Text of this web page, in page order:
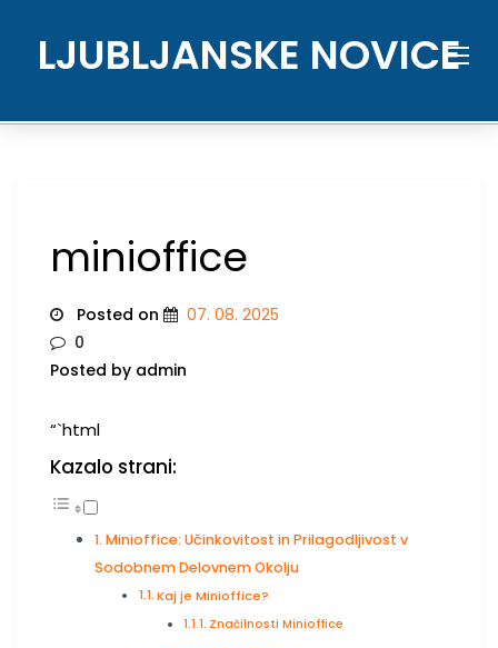
contentLJUBLJANSKE NOVICE
minioffice
Posted on
07. 08. 2025
0
Posted by admin
“`html
Kazalo strani:
Minioffice: Učinkovitost in Prilagodljivost v
Sodobnem Delovnem Okolju
Kaj je Minioffice?
Značilnosti Minioffice